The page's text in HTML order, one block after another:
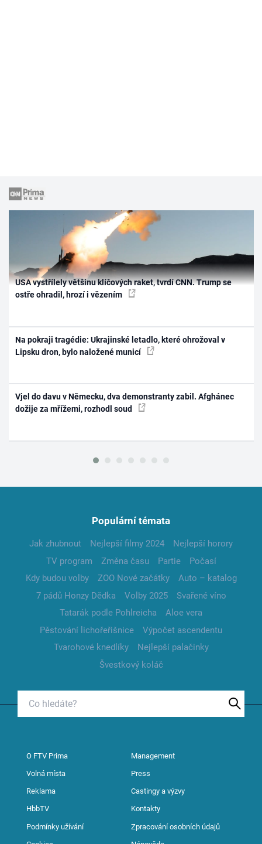
USA vystřílely většinu klíčových raket, tvrdí CNN. Trump se
ostře ohradil, hrozí i vězením
Na pokraji tragédie: Ukrajinské letadlo, které ohrožoval v
Lipsku dron, bylo naložené municí
Vjel do davu v Německu, dva demonstranty zabil. Afghánec
dožije za mřížemi, rozhodl soud
Populární témata
Jak zhubnout Nejlepší filmy 2024
Nejlepší horory
TV program
Změna času Partie
Počasí
Kdy budou volby
ZOO Nové začátky
Auto – katalog
7 pádů Honzy Dědka
Volby 2025
Svařené víno
Tatarák podle Pohlreicha
Aloe vera
Pěstování lichořeřišnice
Výpočet ascendentu
Tvarohové knedlíky
Nejlepší palačinky
Švestkový koláč
O FTV Prima Management
Volná místa Press
Reklama Castingy a výzvy
HbbTV Kontakty
Podmínky užívání Zpracování osobních údajů